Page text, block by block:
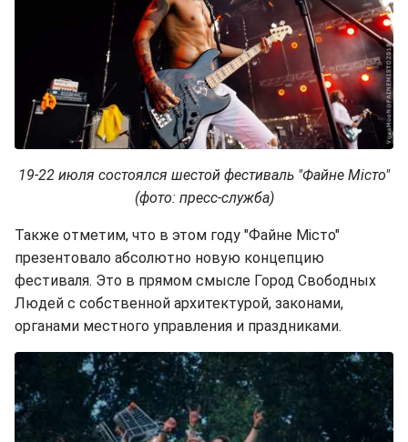
19-22 июля состоялся шестой фестиваль "Файне Місто"
(фото: пресс-служба)
Также отметим, что в этом году "Файне Місто"
презентовало абсолютно новую концепцию
фестиваля. Это в прямом смысле Город Свободных
Людей с собственной архитектурой, законами,
органами местного управления и праздниками.